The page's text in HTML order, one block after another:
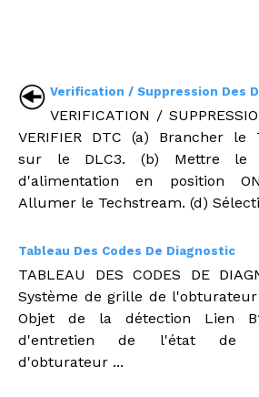
Verification / Suppression Des
VERIFICATION /
VERIFIER DTC (a) Brancher le
sur le DLC3. (b) Mettre le
d'alimentation en position
Allumer le Techstream. (d)
Tableau Des Codes De Diagnostic
TABLEAU DES CODES DE
Système de grille de l'obturateur
Objet de la détection Lien
d'entretien de l'état de
d'obturateur ...